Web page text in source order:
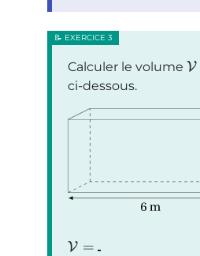
Calculer le volume V
ci-dessous.
V =